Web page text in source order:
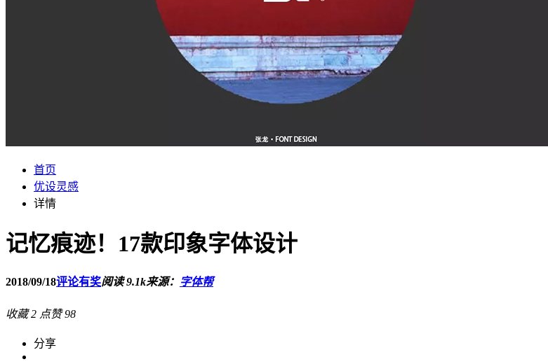
首页
优设灵感
详情
记忆痕迹！17款印象字体设计
2018/09/18评论有奖阅读 9.1k来源： 字体帮
收藏 2 点赞 98
分享